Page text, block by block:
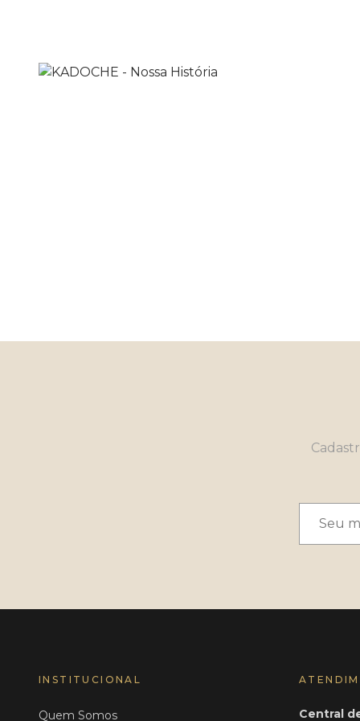
INSTITUCIONAL
Quem Somos Central